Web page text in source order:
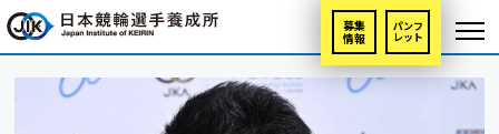
募集
情報
パンフ
レット